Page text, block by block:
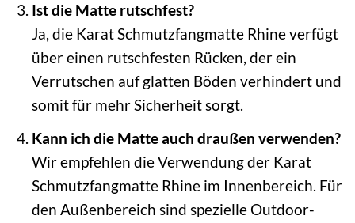
Ist die Matte rutschfest?
Ja, die Karat Schmutzfangmatte Rhine verfügt
über einen rutschfesten Rücken, der ein
Verrutschen auf glatten Böden verhindert und
somit für mehr Sicherheit sorgt.
Kann ich die Matte auch draußen verwenden?
Wir empfehlen die Verwendung der Karat
Schmutzfangmatte Rhine im Innenbereich. Für
den Außenbereich sind spezielle Outdoor-